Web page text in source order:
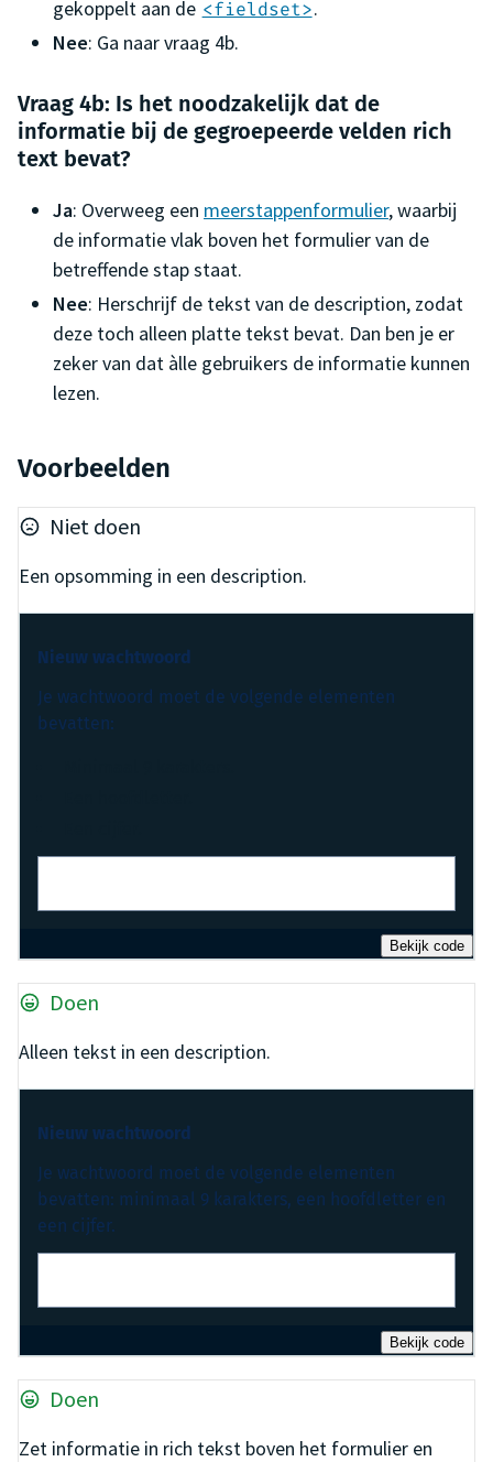
gekoppelt aan de <fieldset>.
Nee: Ga naar vraag 4b.
Vraag 4b: Is het noodzakelijk dat de
informatie bij de gegroepeerde velden rich
text bevat?
Ja: Overweeg een meerstappenformulier, waarbij
de informatie vlak boven het formulier van de
betreffende stap staat.
Nee: Herschrijf de tekst van de description, zodat
deze toch alleen platte tekst bevat. Dan ben je er
zeker van dat àlle gebruikers de informatie kunnen
lezen.
Voorbeelden
Niet doen
Een opsomming in een description.
Nieuw wachtwoord
Je wachtwoord moet de volgende elementen
bevatten:
Bekijk code
Doen
Alleen tekst in een description.
Nieuw wachtwoord
Je wachtwoord moet de volgende elementen
bevatten: minimaal 9 karakters, een hoofdletter en
een cijfer.
Bekijk code
Doen
Zet informatie in rich tekst boven het formulier en